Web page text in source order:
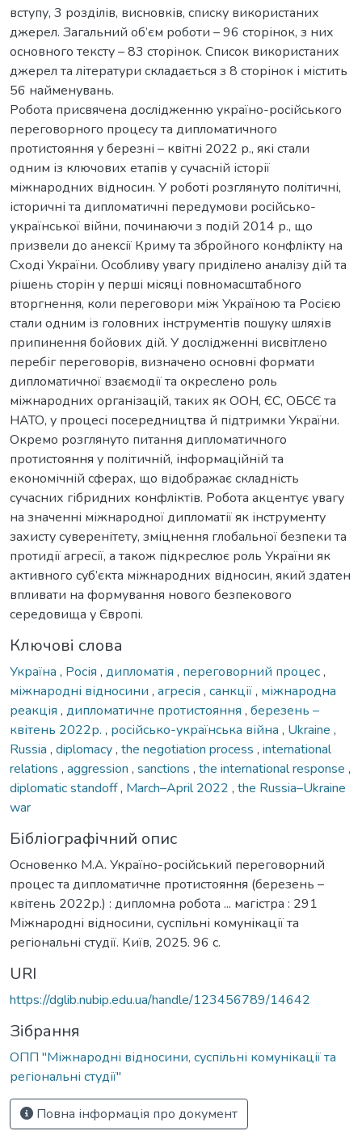
вступу, 3 розділів, висновків, списку використаних
джерел. Загальний об’єм роботи – 96 сторінок, з них
основного тексту – 83 сторінок. Список використаних
джерел та літератури складається з 8 сторінок і містить
56 найменувань.
Робота присвячена дослідженню україно-російського
переговорного процесу та дипломатичного
протистояння у березні – квітні 2022 р., які стали
одним із ключових етапів у сучасній історії
міжнародних відносин. У роботі розглянуто політичні,
історичні та дипломатичні передумови російсько-
української війни, починаючи з подій 2014 р., що
призвели до анексії Криму та збройного конфлікту на
Сході України. Особливу увагу приділено аналізу дій та
рішень сторін у перші місяці повномасштабного
вторгнення, коли переговори між Україною та Росією
стали одним із головних інструментів пошуку шляхів
припинення бойових дій. У дослідженні висвітлено
перебіг переговорів, визначено основні формати
дипломатичної взаємодії та окреслено роль
міжнародних організацій, таких як ООН, ЄС, ОБСЄ та
НАТО, у процесі посередництва й підтримки України.
Окремо розглянуто питання дипломатичного
протистояння у політичній, інформаційній та
економічній сферах, що відображає складність
сучасних гібридних конфліктів. Робота акцентує увагу
на значенні міжнародної дипломатії як інструменту
захисту суверенітету, зміцнення глобальної безпеки та
протидії агресії, а також підкреслює роль України як
активного суб’єкта міжнародних відносин, який здатен
впливати на формування нового безпекового
середовища у Європі.
Ключові слова
Україна , Росія , дипломатія , переговорний процес,
міжнародні відносини , агресія , санкції, міжнародна
реакція , дипломатичне протистояння , березень –
квітень 2022р. , російсько-українська війна , Ukraine ,
Russia , diplomacy, the negotiation process , international
relations , aggression , sanctions , the international response ,
diplomatic standoff, March–April 2022 , the Russia–Ukraine
war
Бібліографічний опис
Основенко М.А. Україно-російський переговорний
процес та дипломатичне протистояння (березень –
квітень 2022р.) : дипломна робота ... магістра : 291
Міжнародні відносини, суспільні комунікації та
регіональні студії. Київ, 2025. 96 с.
URI
https://dglib.nubip.edu.ua/handle/123456789/14642
Зібрання
ОПП "Міжнародні відносини, суспільні комунікації та
регіональні студії"
Повна інформація про документ